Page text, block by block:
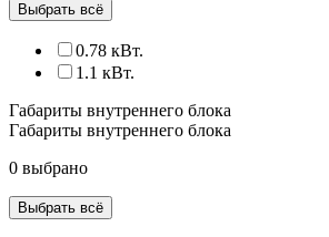
Выбрать всё
0.78 кВт.
1.1 кВт.
Габариты внутреннего блока
Габариты внутреннего блока
0 выбрано
Выбрать всё